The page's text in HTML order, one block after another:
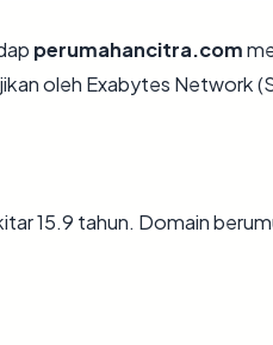
perumahancitra.com
oleh Exabytes Network
15.9 tahun. Domain